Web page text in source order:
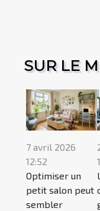
SUR LE
7 avril 2026
12:52
Optimiser un
petit salon peut
sembler